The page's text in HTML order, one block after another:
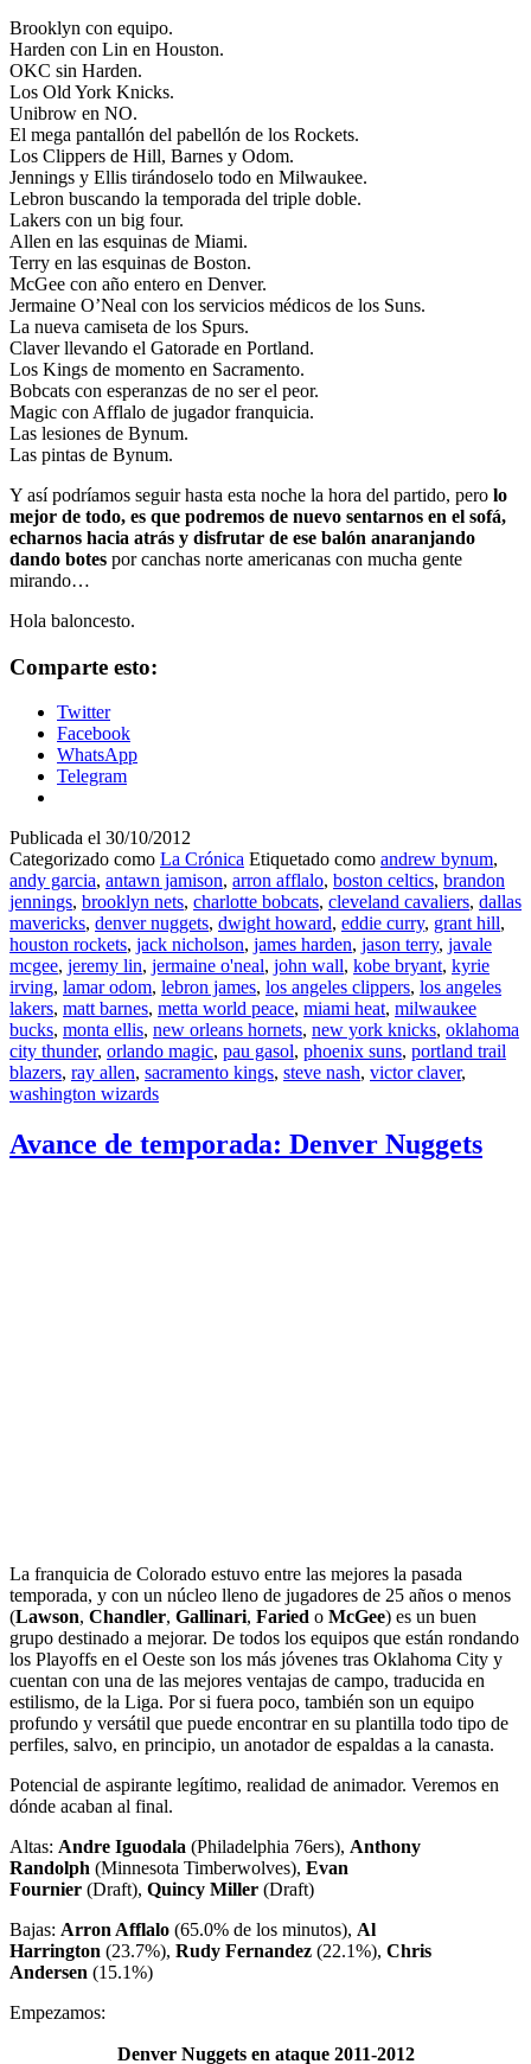
Brooklyn con equipo.
Harden con Lin en Houston.
OKC sin Harden.
Los Old York Knicks.
Unibrow en NO.
El mega pantallón del pabellón de los Rockets.
Los Clippers de Hill, Barnes y Odom.
Jennings y Ellis tirándoselo todo en Milwaukee.
Lebron buscando la temporada del triple doble.
Lakers con un big four.
Allen en las esquinas de Miami.
Terry en las esquinas de Boston.
McGee con año entero en Denver.
Jermaine O’Neal con los servicios médicos de los Suns.
La nueva camiseta de los Spurs.
Claver llevando el Gatorade en Portland.
Los Kings de momento en Sacramento.
Bobcats con esperanzas de no ser el peor.
Magic con Afflalo de jugador franquicia.
Las lesiones de Bynum.
Las pintas de Bynum.
Y así podríamos seguir hasta esta noche la hora del partido, pero lo
mejor de todo, es que podremos de nuevo sentarnos en el sofá,
echarnos hacia atrás y disfrutar de ese balón anaranjando
dando botes por canchas norte americanas con mucha gente
mirando…
Hola baloncesto.
Comparte esto:
Twitter
Facebook
WhatsApp
Telegram
Publicada el 30/10/2012
Categorizado como La Crónica Etiquetado como andrew bynum,
andy garcia, antawn jamison, arron afflalo, boston celtics, brandon
jennings, brooklyn nets, charlotte bobcats, cleveland cavaliers, dallas
mavericks, denver nuggets, dwight howard, eddie curry, grant hill,
houston rockets, jack nicholson, james harden, jason terry, javale
mcgee, jeremy lin, jermaine o'neal, john wall, kobe bryant, kyrie
irving, lamar odom, lebron james, los angeles clippers, los angeles
lakers, matt barnes, metta world peace, miami heat, milwaukee
bucks, monta ellis, new orleans hornets, new york knicks, oklahoma
city thunder, orlando magic, pau gasol, phoenix suns, portland trail
blazers, ray allen, sacramento kings, steve nash, victor claver,
washington wizards
Avance de temporada: Denver Nuggets
La franquicia de Colorado estuvo entre las mejores la pasada
temporada, y con un núcleo lleno de jugadores de 25 años o menos
(Lawson, Chandler, Gallinari, Faried o McGee) es un buen
grupo destinado a mejorar. De todos los equipos que están rondando
los Playoffs en el Oeste son los más jóvenes tras Oklahoma City y
cuentan con una de las mejores ventajas de campo, traducida en
estilismo, de la Liga. Por si fuera poco, también son un equipo
profundo y versátil que puede encontrar en su plantilla todo tipo de
perfiles, salvo, en principio, un anotador de espaldas a la canasta.
Potencial de aspirante legítimo, realidad de animador. Veremos en
dónde acaban al final.
Altas: Andre Iguodala (Philadelphia 76ers), Anthony
Randolph (Minnesota Timberwolves), Evan
Fournier (Draft), Quincy Miller (Draft)
Bajas: Arron Afflalo (65.0% de los minutos), Al
Harrington (23.7%), Rudy Fernandez (22.1%), Chris
Andersen (15.1%)
Empezamos:
Denver Nuggets en ataque 2011-2012